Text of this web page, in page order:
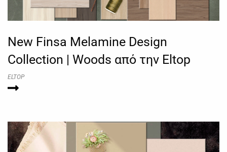
New Finsa Melamine Design
Collection | Woods από την Eltop
ELTOP